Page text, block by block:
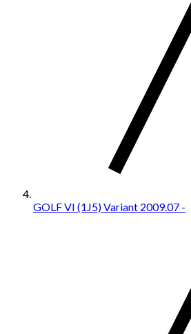
GOLF VI (1J5) Variant 2009.07 -